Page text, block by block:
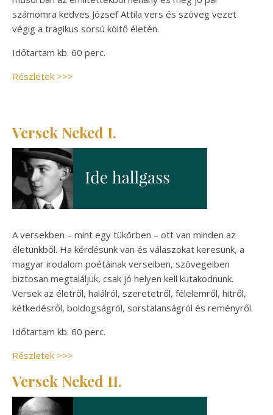
számomra kedves József Attila vers és szöveg vezet
végig a tragikus sorsú költő életén.
Időtartam kb. 60 perc.
Részletek >>>
Versek Neked I.
A versekben – mint egy tükörben – ott van minden az
életünkből. Ha kérdésünk van és válaszokat keresünk, a
magyar irodalom poétáinak verseiben, szövegeiben
biztosan megtaláljuk, csak jó helyen kell kutakodnunk.
Versek az életről, halálról, szeretetről, félelemről, hitről,
kétkedésről, boldogságról, sorstalanságról és reményről.
Időtartam kb. 60 perc.
Részletek >>>
Versek Neked II.